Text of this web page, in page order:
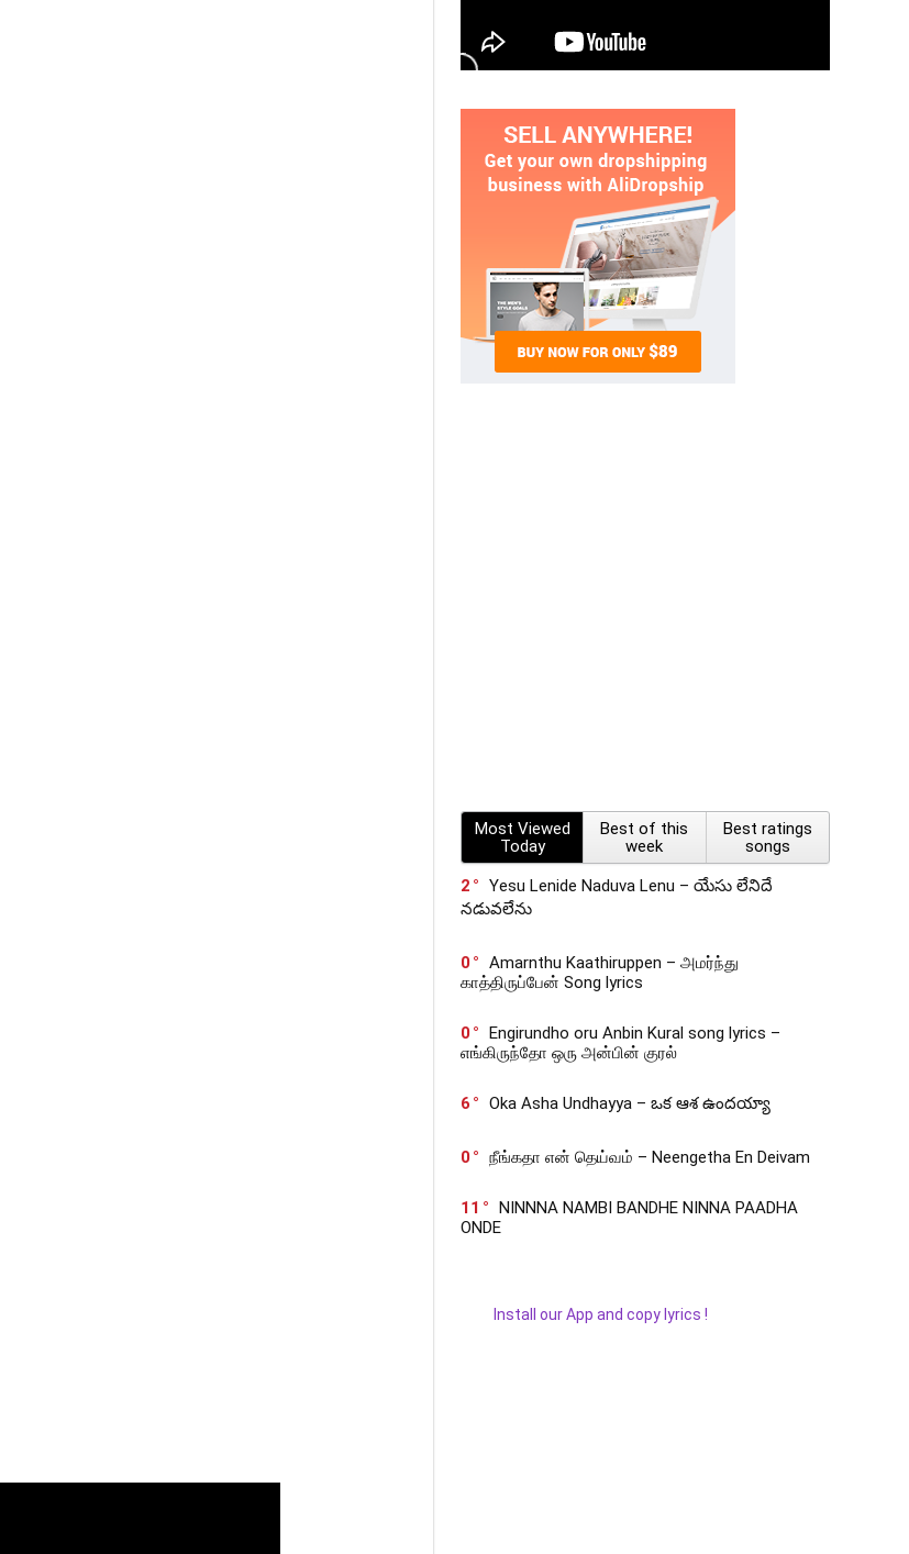
Most Viewed
Today
Best of this
week
Best ratings
songs
2
Yesu Lenide Naduva Lenu – యేసు లేనిదే
నడువలేను
0
Amarnthu Kaathiruppen – அமர்ந்து
காத்திருப்பேன் Song lyrics
0
Engirundho oru Anbin Kural song lyrics –
எங்கிருந்தோ ஒரு அன்பின் குரல்
6 Oka Asha Undhayya – ఒక ఆశ ఉందయ్యా
0 நீங்கதா என் தெய்வம் – Neengetha En Deivam
11
NINNNA NAMBI BANDHE NINNA PAADHA
ONDE
Install our App and copy lyrics !